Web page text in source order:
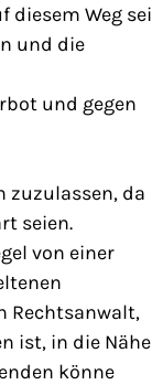
Weg sei
und die
und gegen
zuzulassen, da
seien.
von einer
Rechtsanwalt,
ist, in die Nähe
könne